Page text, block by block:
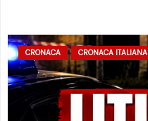
CRONACA CRONACA ITALIANA